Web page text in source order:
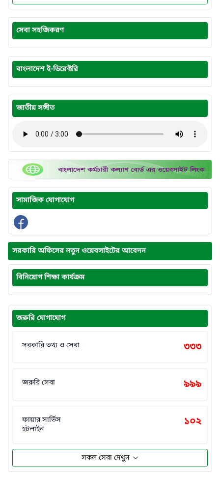
সেবা সহজিকরণ
বাংলাদেশ ই-ডিরেক্টরি
জাতীয় সঙ্গীত
সামাজিক যোগাযোগ
সরকারি অফিসের নতুন ওয়েবসাইটের আবেদন
বিনিয়োগ শিক্ষা কার্যক্রম
জরুরি যোগাযোগ
সরকারি তথ্য ও সেবা ৩৩৩
জরুরি সেবা ৯৯৯
ফায়ার সার্ভিস
হটলাইন
১০২
সকল সেবা দেখুন